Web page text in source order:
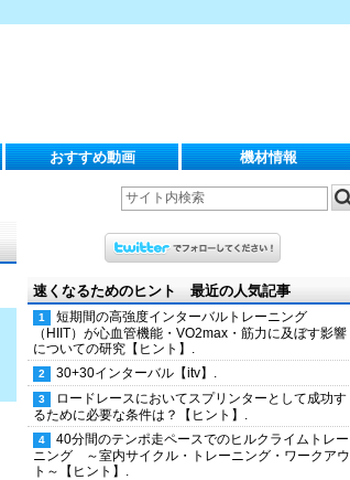
おすすめ動画 機材情報
速くなるためのヒント 最近の人気記事
短期間の高強度インターバルトレーニング
（HIIT）が心血管機能・VO2max・筋力に及ぼす影響
についての研究【ヒント】.
30+30インターバル【itv】.
ロードレースにおいてスプリンターとして成功す
るために必要な条件は？【ヒント】.
40分間のテンポ走ペースでのヒルクライムトレー
ニング ～室内サイクル・トレーニング・ワークアウ
ト～【ヒント】.